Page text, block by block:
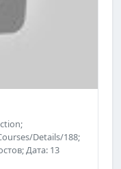
Details/188;
Дата: 13